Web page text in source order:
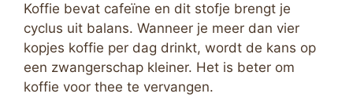
Koffie bevat cafeïne en dit stofje brengt je
cyclus uit balans. Wanneer je meer dan vier
kopjes koffie per dag drinkt, wordt de kans op
een zwangerschap kleiner. Het is beter om
koffie voor thee te vervangen.